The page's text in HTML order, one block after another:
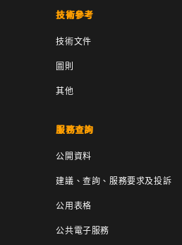
技術參考
技術文件
圖則
其他
服務查詢
公開資料
建議、查詢、服務要求及投訴
公用表格
公共電子服務